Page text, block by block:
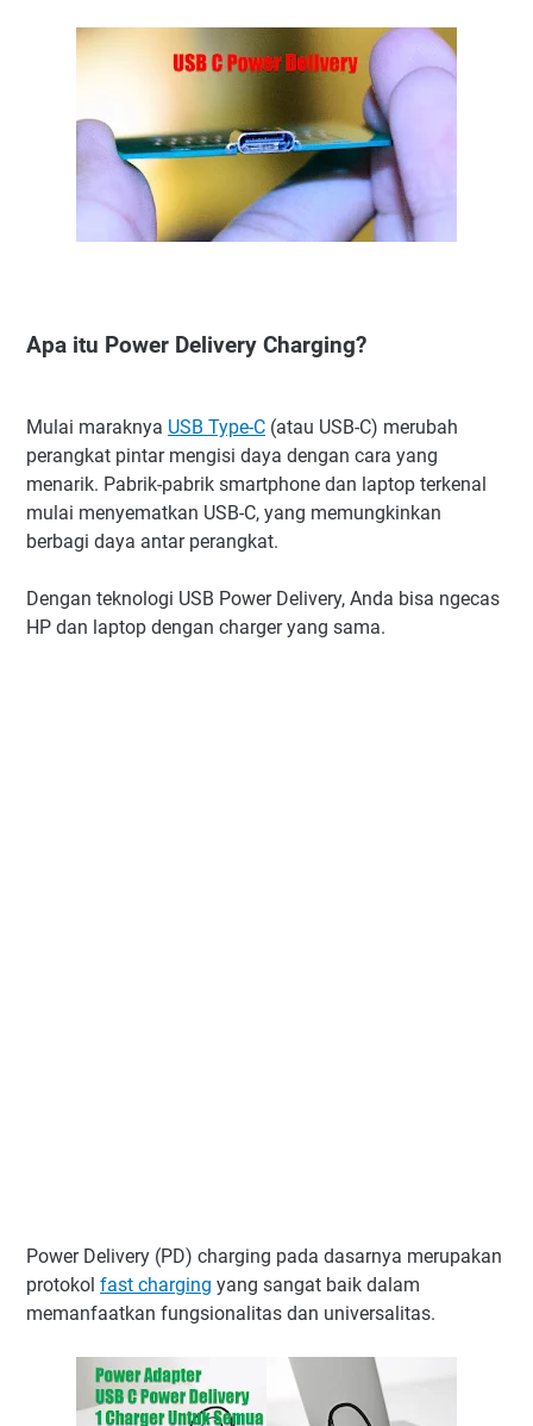
Apa itu Power Delivery Charging?
Mulai maraknya USB Type-C (atau USB-C) merubah
perangkat pintar mengisi daya dengan cara yang
menarik. Pabrik-pabrik smartphone dan laptop terkenal
mulai menyematkan USB-C, yang memungkinkan
berbagi daya antar perangkat.
Dengan teknologi USB Power Delivery, Anda bisa ngecas
HP dan laptop dengan charger yang sama.
Power Delivery (PD) charging pada dasarnya merupakan
protokol fast charging yang sangat baik dalam
memanfaatkan fungsionalitas dan universalitas.